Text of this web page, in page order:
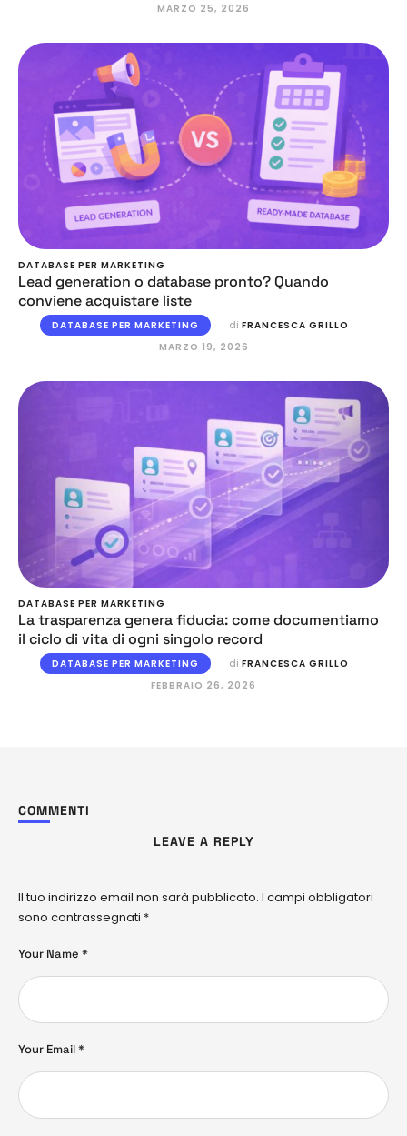
MARZO 25, 2026
DATABASE PER MARKETING
Lead generation o database pronto? Quando
conviene acquistare liste
DATABASE PER MARKETING di FRANCESCA GRILLO
MARZO 19, 2026
DATABASE PER MARKETING
La trasparenza genera fiducia: come documentiamo
il ciclo di vita di ogni singolo record
DATABASE PER MARKETING di FRANCESCA GRILLO
FEBBRAIO 26, 2026
COMMENTI
LEAVE A REPLY
Il tuo indirizzo email non sarà pubblicato. I campi obbligatori
sono contrassegnati *
Your Name *
Your Email *